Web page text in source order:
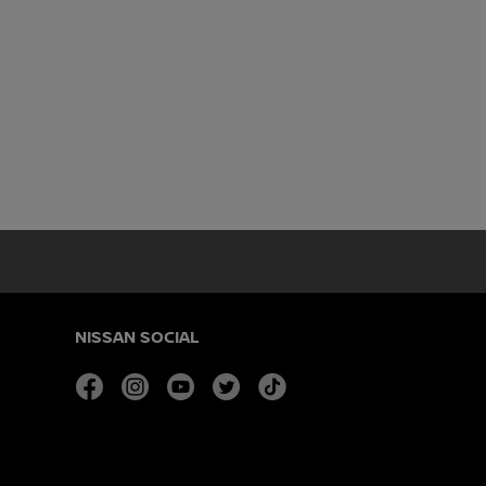
NISSAN SOCIAL
facebookinstagramyoutubetwitter